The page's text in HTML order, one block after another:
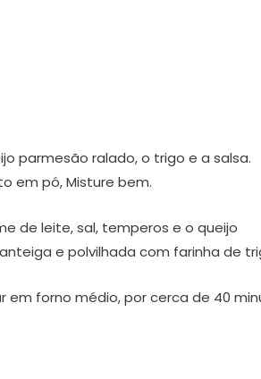
parmesão ralado, o trigo e a salsa.
em pó, Misture bem.
de leite, sal, temperos e o queijo
e polvilhada com farinha de
forno médio, por cerca de 40